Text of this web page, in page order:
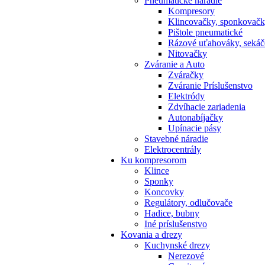
Kompresory
Klincovačky,
Pištole pneumatické
Rázové uťahováky,
Nitovačky
Zváranie a Auto
Zváračky
Zváranie Príslušenstvo
Elektródy
Zdvíhacie zariadenia
Autonabíjačky
Upínacie pásy
Stavebné náradie
Elektrocentrály
Ku kompresorom
Klince
Sponky
Koncovky
Regulátory, odlučovače
Hadice, bubny
Iné príslušenstvo
Kovania a drezy
Kuchynské drezy
Nerezové